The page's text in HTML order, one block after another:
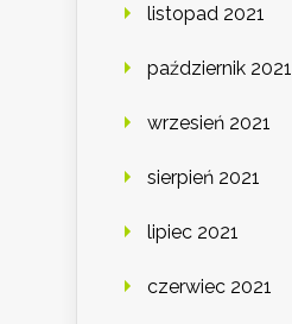
listopad 2021
październik 2021
wrzesień 2021
sierpień 2021
lipiec 2021
czerwiec 2021